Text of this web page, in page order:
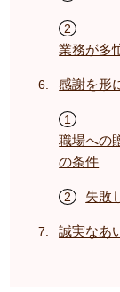
業務が多
感謝を形
職場への
の条件
失敗
誠実なあ